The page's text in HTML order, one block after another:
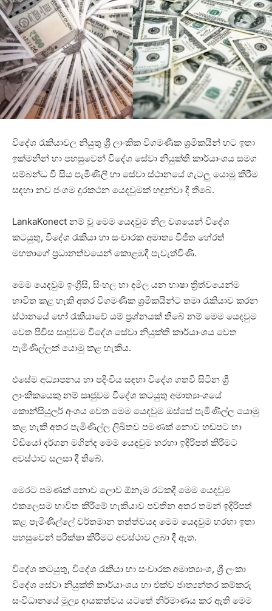
විදේශ රැකියාවල නියුතු ශ්‍රී ලාංකික විගමණික ශ්‍රමිකයින් හට ඉතා
ඉක්මනින් හා පහසුවෙන් විදේශ සේවා නියුක්ති කාර්යාංශය සමග
සම්බන්ධ වී සිය පැමිණිලි හා සේවා ස්ථානයේ ගැටලු යොමු කිරීම
සඳහා නව ජංගම දුරකථන යෙදවුමක් හඳුන්වා දී තිබේ.
LankaKonect නම් වූ මෙම යෙදවුම නිල වශයෙන් විදේශ
කටයුතු, විදේශ රැකියා හා සංචාරක අමාත්‍ය විජිත හේරත්
මහතාගේ ප්‍රධානත්වයෙන් කොළඹදී පැවැත්විණි.
මෙම යෙදවුම ඉංග්‍රීසි, සිංහල හා දමිල යන භාෂා ත්‍රිත්වයෙන්ම
භාවිත කළ හැකි අතර විගමණික ශ්‍රමිකයින්ට තමා රැකියාව කරන
ස්ථානයේ හෝ රැකියාවේ යම් ප්‍රශ්නයක් තිබේ නම් මෙම යෙදවුම
වෙත පිවිස සෘජුවම විදේශ සේවා නියුක්ති කාර්යාංශය වෙත
පැමිණිල්ලක් යොමු කළ හැකිය.
එසේම අධ්‍යාපනය හා පදිංචිය සඳහා විදේශ ගතවී සිටින ශ්‍රී
ලාංකිකයෙකු නම් සෘජුවම විදේශ කටයුතු අමාත්‍යාංශයේ
කොන්සියුලර් අංශය වෙත මෙම යෙදවුම ඔස්සේ පැමිණිල්ල යොමු
කළ හැකි අතර පැමිණිල්ල ලිඛිතව පමණක් නොව හඬපට හා
වීඩියෝ දර්ශන මගින්ද මෙම යෙදවුම හරහා ඉදිරිපත් කිරීමට
අවස්ථාව සලසා දී තිබේ.
මෙරට පමණක් නොව ලොව ඕනෑම රටකදී මෙම යෙදවුම
එකලෙසම භාවිත කිරීමේ හැකියාව පවතින අතර තමන් ඉදිරිපත්
කළ පැමිණිල්ලේ වර්තමාන තත්ත්වයද මෙම යෙදවුම හරහා ඉතා
පහසුවෙන් පරීක්ෂා කිරීමට අවස්ථාව ලබා දී ඇත.
විදේශ කටයුතු, විදේශ රැකියා හා සංචාරක අමාත්‍යාංශ, ශ්‍රී ලංකා
විදේශ සේවා නියුක්ති කාර්යාංශය හා එක්ව ජාත්‍යන්තර කම්කරු
සංවිධානයේ මූල්‍ය දායකත්වය යටතේ නිර්මාණය කර ඇති මෙම